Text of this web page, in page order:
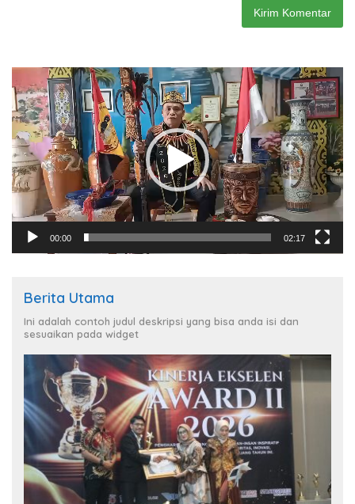
Pemutar
Video
00:00 02:17
Berita Utama
Ini adalah contoh judul deskripsi yang bisa anda isi dan
sesuaikan pada widget